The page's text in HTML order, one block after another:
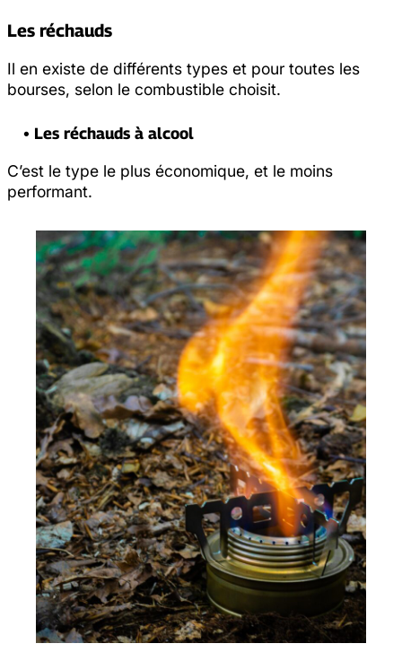
Les réchauds
Il en existe de différents types et pour toutes les
bourses, selon le combustible choisit.
• Les réchauds à alcool
C’est le type le plus économique, et le moins
performant.